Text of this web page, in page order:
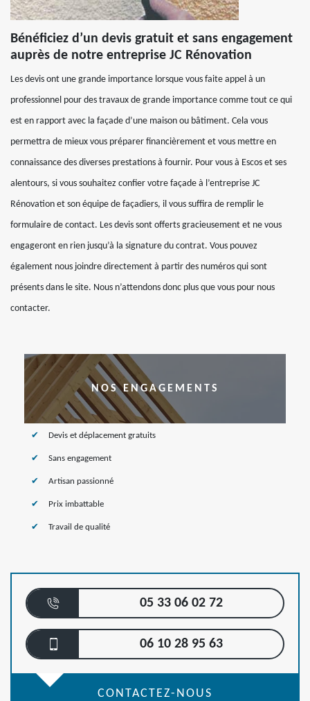
Bénéficiez d’un devis gratuit et sans engagement
auprès de notre entreprise JC Rénovation
Les devis ont une grande importance lorsque vous faite appel à un
professionnel pour des travaux de grande importance comme tout ce qui
est en rapport avec la façade d’une maison ou bâtiment. Cela vous
permettra de mieux vous préparer financièrement et vous mettre en
connaissance des diverses prestations à fournir. Pour vous à Escos et ses
alentours, si vous souhaitez confier votre façade à l’entreprise JC
Rénovation et son équipe de façadiers, il vous suffira de remplir le
formulaire de contact. Les devis sont offerts gracieusement et ne vous
engageront en rien jusqu’à la signature du contrat. Vous pouvez
également nous joindre directement à partir des numéros qui sont
présents dans le site. Nous n’attendons donc plus que vous pour nous
contacter.
NOS ENGAGEMENTS
Devis et déplacement gratuits
Sans engagement
Artisan passionné
Prix imbattable
Travail de qualité
05 33 06 02 72
06 10 28 95 63
CONTACTEZ-NOUS